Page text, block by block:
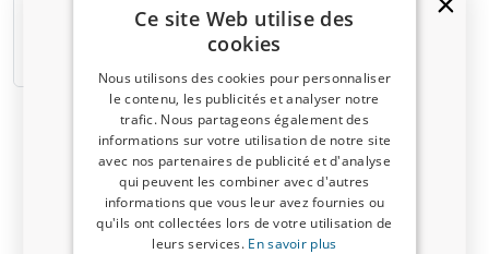
€ 22,00
Naviguer vers le haut
Ce site Web utilise des
cookies
Nous utilisons des cookies pour personnaliser
le contenu, les publicités et analyser notre
trafic. Nous partageons également des
informations sur votre utilisation de notre site
avec nos partenaires de publicité et d'analyse
qui peuvent les combiner avec d'autres
informations que vous leur avez fournies ou
qu'ils ont collectées lors de votre utilisation de
leurs services. En savoir plus
Un code de réduction de 5 % ?
Inscrivez-vous dès maintenant à notre
newsletter et profitez-en ! Votre code promo est
valable 3 jours.